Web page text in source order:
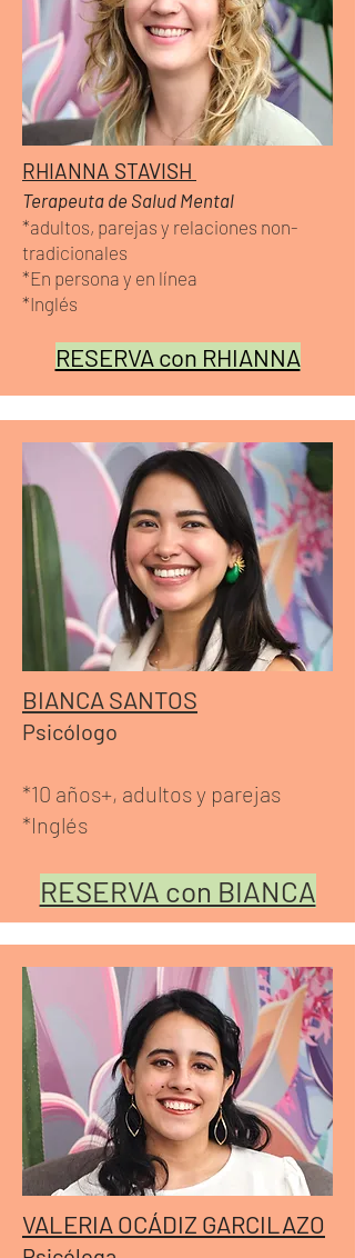
RHIANNA STAVISH
Terapeuta de Salud Mental
*adultos, parejas y relaciones non-
tradicionales
*En persona y en línea
*Inglés
RESERVA con RHIANNA
BIANCA SANTOS
Psicólogo
*10 años+, adultos y parejas
*Inglés
RESERVA con BIANCA
VALERIA OCÁDIZ GARCILAZO